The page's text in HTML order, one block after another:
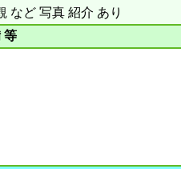
など 写真 紹介 あり
等